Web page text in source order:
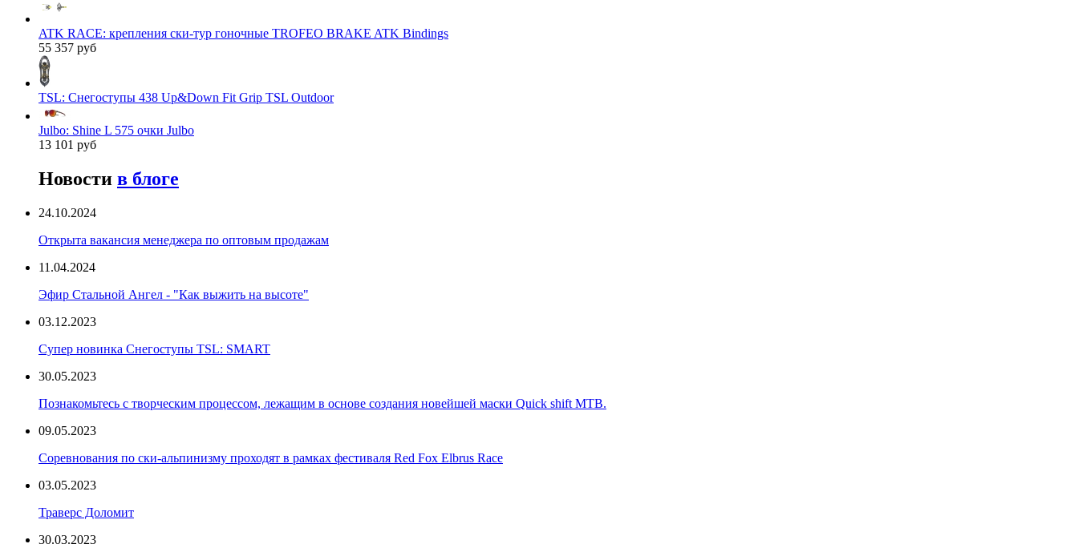
ATK RACE: крепления ски-тур гоночные TROFEO BRAKE ATK Bindings
55 357 руб
TSL: Снегоступы 438 Up&Down Fit Grip TSL Outdoor
Julbo: Shine L 575 очки Julbo
13 101 руб
Новости в блоге
24.10.2024
Открыта вакансия менеджера по оптовым продажам
11.04.2024
Эфир Стальной Ангел - "Как выжить на высоте"
03.12.2023
Супер новинка Снегоступы TSL: SMART
30.05.2023
Познакомьтесь с творческим процессом, лежащим в основе создания новейшей маски Quick shift MTB.
09.05.2023
Соревнования по ски-альпинизму проходят в рамках фестиваля Red Fox Elbrus Race
03.05.2023
Траверс Доломит
30.03.2023